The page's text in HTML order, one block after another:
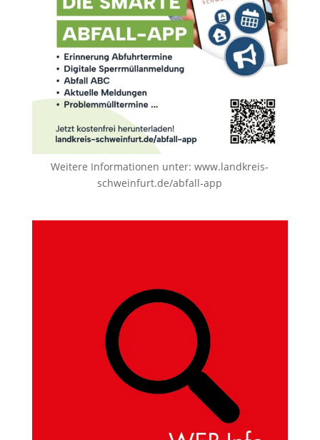
Weitere Informationen unter:www.landkreis-
schweinfurt.de/abfall-app